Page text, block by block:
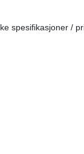
spesifikasjoner /